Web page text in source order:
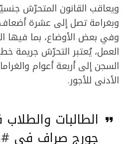
ويعاقب القانون المتحرّش
وبغرامة تصل إلى عشرة أضعاف
وفي بعض الأوضاع، بما فيها
العمل، يُعتبر التحرّش جريمة
الأدنى للأجور.
الطالبات
جورج صراف في